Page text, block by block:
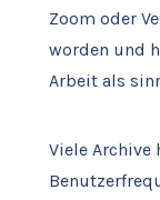
Zoom oder
worden und
Arbeit als
Viele Archive